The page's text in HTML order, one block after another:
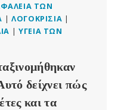
ΤΩΝ
|ΛΟΓΟΚΡΙΣΊΑ |
|ΥΓΕΊΑ ΤΩΝ
δείχνει πώς
και τα